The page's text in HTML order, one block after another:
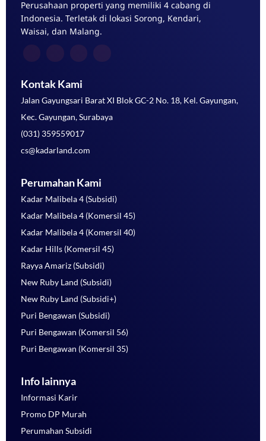
Perusahaan properti yang memiliki 4 cabang di
Indonesia. Terletak di lokasi Sorong, Kendari,
Waisai, dan Malang.
Kontak Kami
Jalan Gayungsari Barat XI Blok GC-2 No. 18, Kel. Gayungan,
Kec. Gayungan, Surabaya
(031) 359559017
cs@kadarland.com
Perumahan Kami
Kadar Malibela 4 (Subsidi)
Kadar Malibela 4 (Komersil 45)
Kadar Malibela 4 (Komersil 40)
Kadar Hills (Komersil 45)
Rayya Amariz (Subsidi)
New Ruby Land (Subsidi)
New Ruby Land (Subsidi+)
Puri Bengawan (Subsidi)
Puri Bengawan (Komersil 56)
Puri Bengawan (Komersil 35)
Info lainnya
Informasi Karir
Promo DP Murah
Perumahan Subsidi